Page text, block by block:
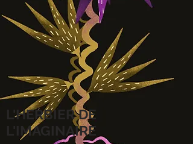
L'HERBIER DE
L'IMAGINAIRE